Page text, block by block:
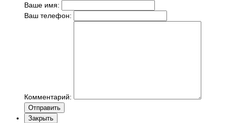
Ваше имя:
Ваш телефон:
Комментарий:
Отправить
Закрыть